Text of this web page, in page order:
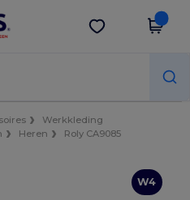
Download app
Werkkleding
Heren Roly CA9085
W4